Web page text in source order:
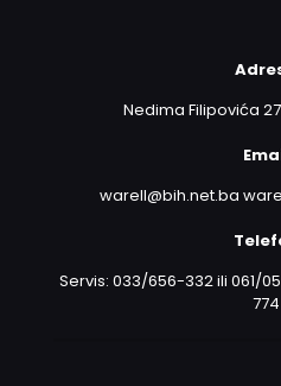
Nedima Filipovića
warell@bih.net.ba
Servis: 033/656-332 ili 061/
774